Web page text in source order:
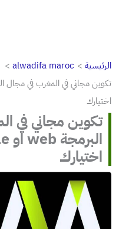
الرئيسية
alwadifa maroc
اختيارك
تكوين مجاني في
اختيارك